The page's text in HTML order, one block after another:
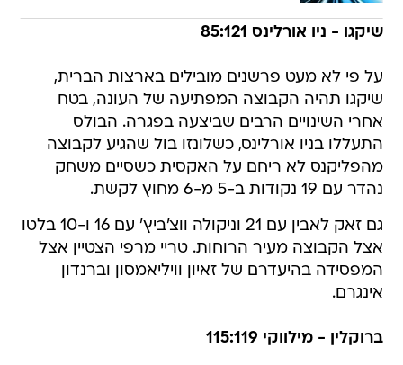
שיקגו - ניו אורלינס 85:121
על פי לא מעט פרשנים מובילים בארצות הברית,
שיקגו תהיה הקבוצה המפתיעה של העונה, בטח
אחרי השינויים הרבים שביצעה בפגרה. הבולס
התעללו בניו אורלינס, כשלונזו בול שהגיע לקבוצה
מהפליקנס לא ריחם על האקסית כשסיים משחק
נהדר עם 19 נקודות ב-5 מ-6 מחוץ לקשת.
גם זאק לאבין עם 21 וניקולה ווצ'ביץ' עם 16 ו-10 בלטו
אצל הקבוצה מעיר הרוחות. טריי מרפי הצטיין אצל
המפסידה בהיעדרם של זאיון וויליאמסון וברנדון
אינגרם.
ברוקלין - מילווקי 115:119